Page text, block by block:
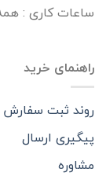
ساعات کاری : همه روزه از
راهنمای خرید
روند ثبت سفارش
پیگیری ارسال
مشاوره